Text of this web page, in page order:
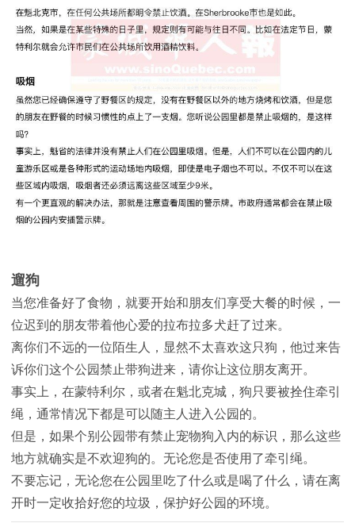
遛狗
当您准备好了食物，就要开始和朋友们享受大餐的时候，一
位迟到的朋友带着他心爱的拉布拉多犬赶了过来。
离你们不远的一位陌生人，显然不太喜欢这只狗，他过来告
诉你们这个公园禁止带狗进来，请你让这位朋友离开。
事实上，在蒙特利尔，或者在魁北克城，狗只要被拴住牵引
绳，通常情况下都是可以随主人进入公园的。
但是，如果个别公园带有禁止宠物狗入内的标识，那么这些
地方就确实是不欢迎狗的。无论您是否使用了牵引绳。
不要忘记，无论您在公园里吃了什么或是喝了什么，请在离
开时一定收拾好您的垃圾，保护好公园的环境。